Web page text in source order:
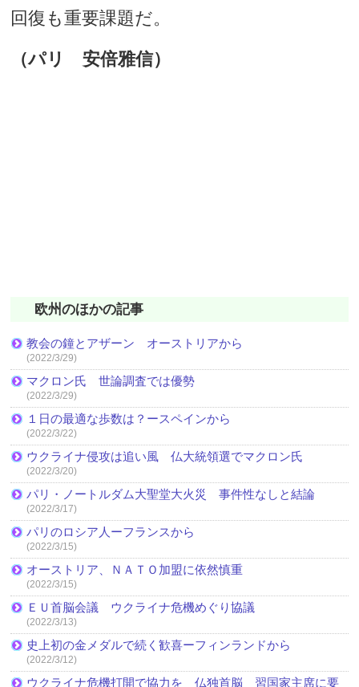
回復も重要課題だ。
（パリ 安倍雅信）
欧州のほかの記事
教会の鐘とアザーン オーストリアから
(2022/3/29)
マクロン氏 世論調査では優勢
(2022/3/29)
１日の最適な歩数は？ースペインから
(2022/3/22)
ウクライナ侵攻は追い風 仏大統領選でマクロン氏
(2022/3/20)
パリ・ノートルダム大聖堂大火災 事件性なしと結論
(2022/3/17)
パリのロシア人ーフランスから
(2022/3/15)
オーストリア、ＮＡＴＯ加盟に依然慎重
(2022/3/15)
ＥＵ首脳会議 ウクライナ危機めぐり協議
(2022/3/13)
史上初の金メダルで続く歓喜ーフィンランドから
(2022/3/12)
ウクライナ危機打開で協力を 仏独首脳 習国家主席に要